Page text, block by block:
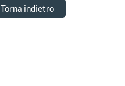
Torna indietro